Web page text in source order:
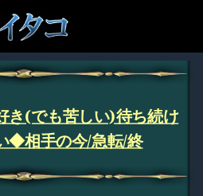
き(でも苦しい)待ち続け
◆相手の今/急転/終